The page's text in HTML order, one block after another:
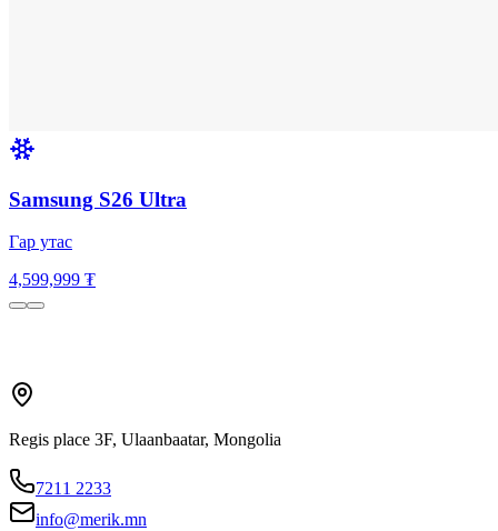
Samsung S26 Ultra
Гар утас
4,599,999 ₮
Regis place 3F, Ulaanbaatar, Mongolia
7211 2233
info@merik.mn